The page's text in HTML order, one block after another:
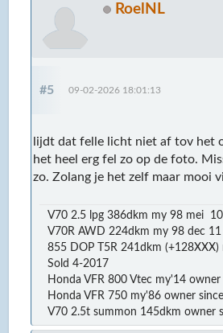
RoelNL
#5 09-02-2026 18:01:13
lijdt dat felle licht niet af tov het
het heel erg fel zo op de foto.
zo. Zolang je het zelf maar mooi
V70 2.5 lpg 386dkm my 98 mei
V70R AWD 224dkm my 98 dec
855 DOP T5R 241dkm
Sold 4-2017
Honda VFR 800 Vtec my'14
Honda VFR 750 my'86 owner
V70 2.5t summon 145dkm owner